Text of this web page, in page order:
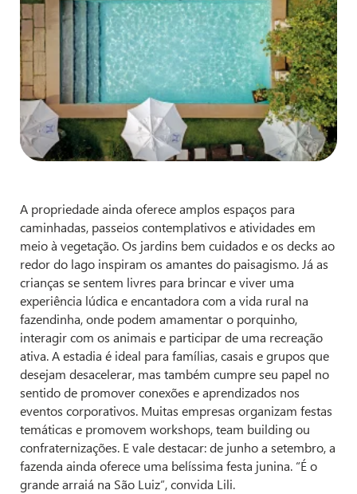
A propriedade ainda oferece amplos espaços para
caminhadas, passeios contemplativos e atividades em
meio à vegetação. Os jardins bem cuidados e os decks ao
redor do lago inspiram os amantes do paisagismo. Já as
crianças se sentem livres para brincar e viver uma
experiência lúdica e encantadora com a vida rural na
fazendinha, onde podem amamentar o porquinho,
interagir com os animais e participar de uma recreação
ativa. A estadia é ideal para famílias, casais e grupos que
desejam desacelerar, mas também cumpre seu papel no
sentido de promover conexões e aprendizados nos
eventos corporativos. Muitas empresas organizam festas
temáticas e promovem workshops, team building ou
confraternizações. E vale destacar: de junho a setembro, a
fazenda ainda oferece uma belíssima festa junina. “É o
grande arraiá na São Luiz”, convida Lili.